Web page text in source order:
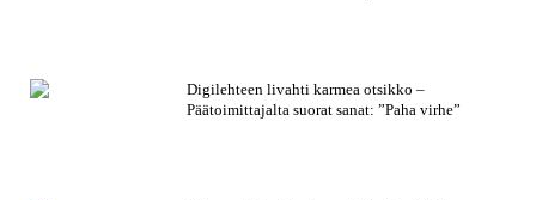
Digilehteen livahti karmea otsikko –
Päätoimittajalta suorat sanat: ”Paha virhe”